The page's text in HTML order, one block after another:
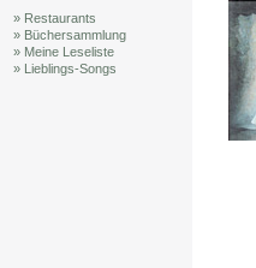
» Restaurants
» Büchersammlung
» Meine Leseliste
» Lieblings-Songs